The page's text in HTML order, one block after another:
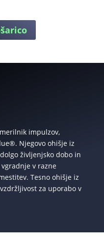
impulzov,
Njegovo ohišje iz
življenjsko dobo in
v razne
Tesno ohišje iz
za uporabo v